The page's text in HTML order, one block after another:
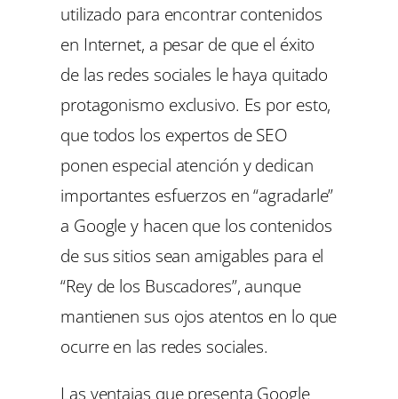
utilizado para encontrar contenidos
en Internet, a pesar de que el éxito
de las redes sociales le haya quitado
protagonismo exclusivo. Es por esto,
que todos los expertos de SEO
ponen especial atención y dedican
importantes esfuerzos en “agradarle”
a Google y hacen que los contenidos
de sus sitios sean amigables para el
“Rey de los Buscadores”, aunque
mantienen sus ojos atentos en lo que
ocurre en las redes sociales.
Las ventajas que presenta Google